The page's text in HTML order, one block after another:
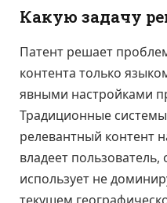
Какую задачу
Патент решает
контента только
явными настройками
Традиционные
релевантный контент
владеет
использует не